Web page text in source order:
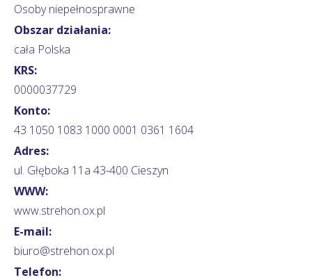
Osoby niepełnosprawne
Obszar działania:
cała Polska
KRS:
0000037729
Konto:
43 1050 1083 1000 0001 0361 1604
Adres:
ul. Głęboka 11a 43-400 Cieszyn
WWW:
www.strehon.ox.pl
E-mail:
biuro@strehon.ox.pl
Telefon: